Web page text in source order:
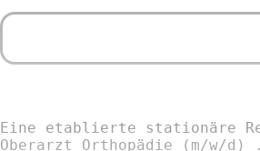
Eine etablierte stationäre
Oberarzt Orthopädie (m/w/